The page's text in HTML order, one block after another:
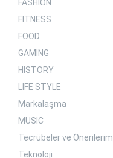
FASHION
FITNESS
FOOD
GAMING
HISTORY
LIFE STYLE
Markalaşma
MUSIC
Tecrübeler ve Önerilerim
Teknoloji